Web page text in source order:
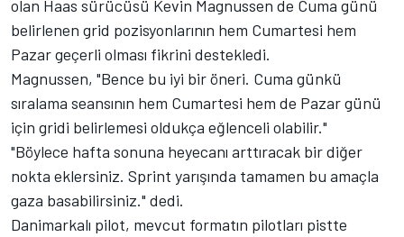
olan Haas sürücüsü Kevin Magnussen de Cuma günü
belirlenen grid pozisyonlarının hem Cumartesi hem
Pazar geçerli olması fikrini destekledi.
Magnussen, "Bence bu iyi bir öneri. Cuma günkü
sıralama seansının hem Cumartesi hem de Pazar günü
için gridi belirlemesi oldukça eğlenceli olabilir."
"Böylece hafta sonuna heyecanı arttıracak bir diğer
nokta eklersiniz. Sprint yarışında tamamen bu amaçla
gaza basabilirsiniz." dedi.
Danimarkalı pilot, mevcut formatın pilotları pistte